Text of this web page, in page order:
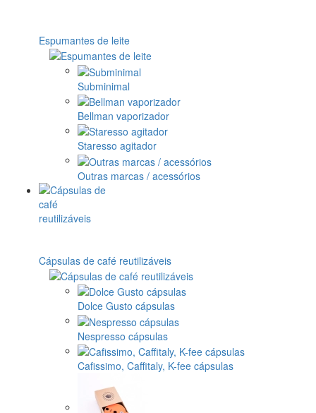
Espumantes de leite
Subminimal
Bellman vaporizador
Staresso agitador
Outras marcas / acessórios
Cápsulas de café reutilizáveis
Dolce Gusto cápsulas
Nespresso cápsulas
Cafissimo, Caffitaly, K-fee cápsulas